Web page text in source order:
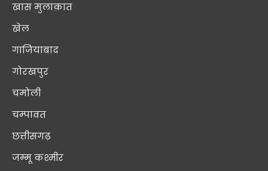
खास मुलाक़ात
खेल
गाजियाबाद
गोरखपुर
चमोली
चम्पावत
छत्तीसगढ़
जम्मू कश्मीर